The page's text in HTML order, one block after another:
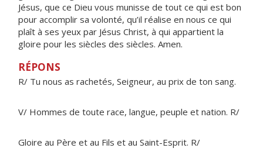
Jésus, que ce Dieu vous munisse de tout ce qui est bon
pour accomplir sa volonté, qu’il réalise en nous ce qui
plaît à ses yeux par Jésus Christ, à qui appartient la
gloire pour les siècles des siècles. Amen.
RÉPONS
R/ Tu nous as rachetés, Seigneur, au prix de ton sang.
V/ Hommes de toute race, langue, peuple et nation. R/
Gloire au Père et au Fils et au Saint-Esprit. R/